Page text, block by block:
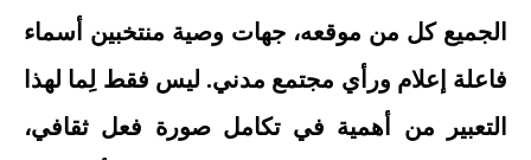
الجميع كل من موقعه، جهات وصية منتخبين أسماء
فاعلة إعلام ورأي مجتمع مدني. ليس فقط لِما لهذا
التعبير من أهمية في تكامل صورة فعل ثقافي،